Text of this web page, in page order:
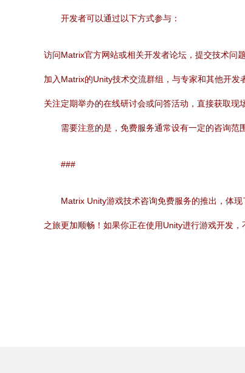
开发者可以通过以下方式参与：
访问Matrix官方网站或相关开发者论坛，提交技术问题
加入Matrix的Unity技术交流群组，与专家和其他开发
关注定期举办的在线研讨会或问答活动，直接获取现
需要注意的是，免费服务通常设有一定的咨询范
###
Matrix Unity游戏技术咨询免费服务的推出，体
之旅更加顺畅！如果你正在使用Unity进行游戏开发